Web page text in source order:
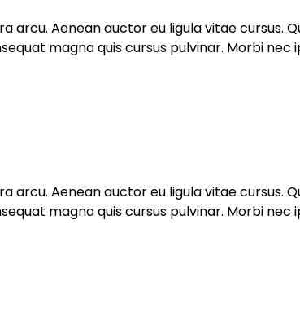
Aenean auctor eu ligula vitae cursus.
magna quis cursus pulvinar. Morbi nec
Aenean auctor eu ligula vitae cursus.
magna quis cursus pulvinar. Morbi nec